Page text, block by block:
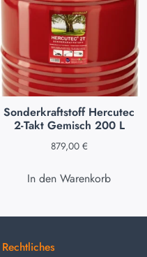
Sonderkraftstoff Hercutec
2-Takt Gemisch 200 L
879,00 €
In den Warenkorb
Rechtliches